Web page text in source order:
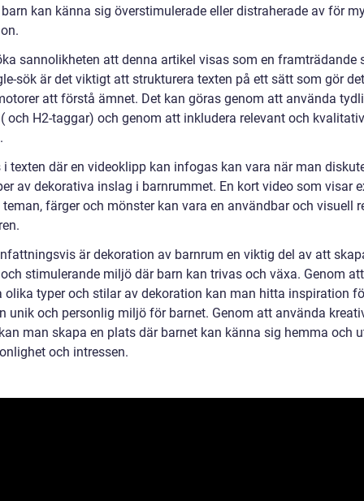
kan känna sig överstimulerade eller distraherade av för
sannolikheten att denna artikel visas som en framträdande
sök är det viktigt att strukturera texten på ett sätt som gör
att förstå ämnet. Det kan göras genom att använda
och H2-taggar) och genom att inkludera relevant och
i texten där en videoklipp kan infogas kan vara när man
av dekorativa inslag i barnrummet. En kort video som visar
färger och mönster kan vara en användbar och visuell
är dekoration av barnrum en viktig del av att
stimulerande miljö där barn kan trivas och växa. Genom att
olika typer och stilar av dekoration kan man hitta inspiration
unik och personlig miljö för barnet. Genom att använda
man skapa en plats där barnet kan känna sig hemma och
och intressen.